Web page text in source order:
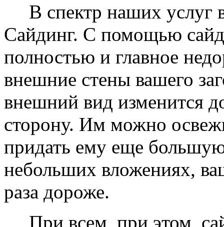
В спектр наших услуг
Сайдинг. С помощью
полностью и главное
внешние стены вашего
внешний вид изменится
сторону. Им можно
придать ему еще
небольших вложениях,
раза дороже.
При всем, при этом,